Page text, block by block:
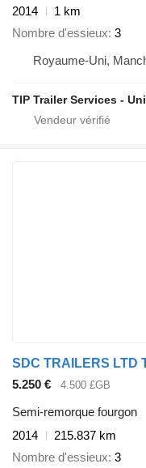
2014
1 km
Nombre d'essieux 3
Royaume-Uni,
TIP Trailer Services -
5.250 € 4.500 £GB
Semi-remorque fourgon
2014
215.837 km
Nombre d'essieux 3